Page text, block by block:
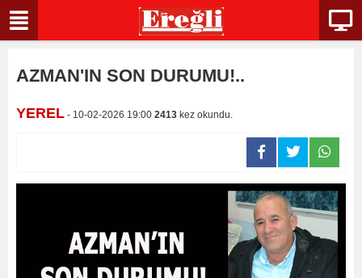
AZMAN'IN SON DURUMU!..
YEREL - 10-02-2026 19:00 2413 kez okundu.